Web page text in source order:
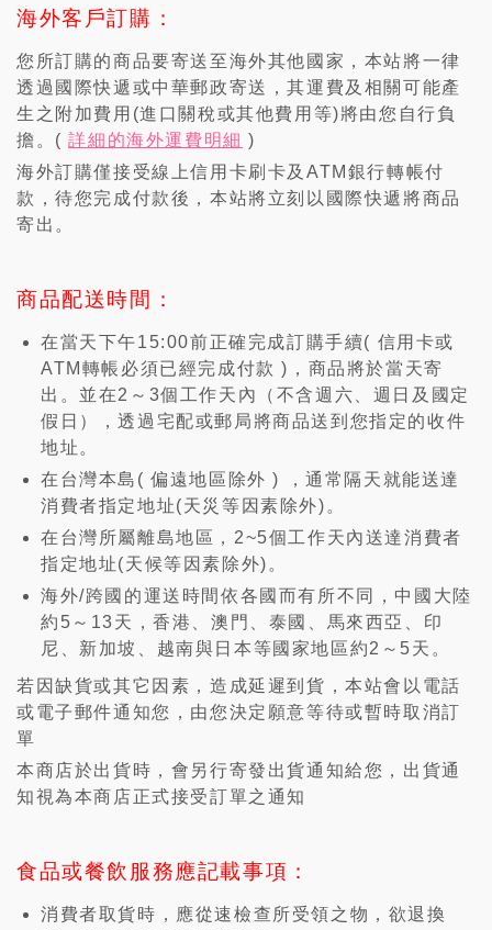
海外客戶訂購：
您所訂購的商品要寄送至海外其他國家，本站將一律
透過國際快遞或中華郵政寄送，其運費及相關可能產
生之附加費用(進口關稅或其他費用等)將由您自行負
擔。(詳細的海外運費明細 )
海外訂購僅接受線上信用卡刷卡及ATM銀行轉帳付
款，待您完成付款後，本站將立刻以國際快遞將商品
寄出。
商品配送時間：
在當天下午15:00前正確完成訂購手續( 信用卡或
ATM轉帳必須已經完成付款 )，商品將於當天寄
出。並在2～3個工作天內（不含週六、週日及國定
假日），透過宅配或郵局將商品送到您指定的收件
地址。
在台灣本島( 偏遠地區除外 ) ，通常隔天就能送達
消費者指定地址(天災等因素除外)。
在台灣所屬離島地區，2~5個工作天內送達消費者
指定地址(天候等因素除外)。
海外/跨國的運送時間依各國而有所不同，中國大陸
約5～13天，香港、澳門、泰國、馬來西亞、印
尼、新加坡、越南與日本等國家地區約2～5天。
若因缺貨或其它因素，造成延遲到貨，本站會以電話
或電子郵件通知您，由您決定願意等待或暫時取消訂
單
本商店於出貨時，會另行寄發出貨通知給您，出貨通
知視為本商店正式接受訂單之通知
食品或餐飲服務應記載事項：
消費者取貨時，應從速檢查所受領之物，欲退換